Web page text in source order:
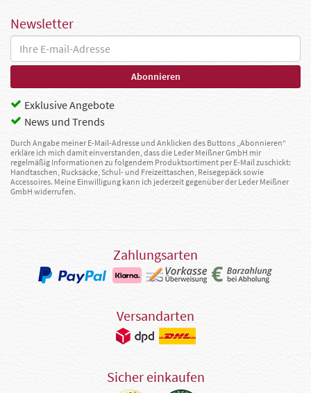
Newsletter
Exklusive Angebote
News und Trends
Durch Angabe meiner E-Mail-Adresse und Anklicken des Buttons „Abonnieren“
erkläre ich mich damit einverstanden, dass die Leder Meißner GmbH mir
regelmäßig Informationen zu folgendem Produktsortiment per E-Mail zuschickt:
Handtaschen, Rucksäcke, Schul- und Freizeittaschen, Reisegepäck sowie
Accessoires. Meine Einwilligung kann ich jederzeit gegenüber der Leder Meißner
GmbH widerrufen.
Zahlungsarten
Versandarten
Sicher einkaufen